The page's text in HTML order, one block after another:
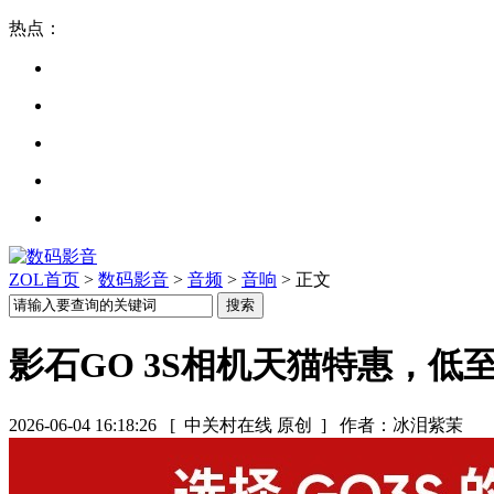
热点：
ZOL首页 > 数码影音 > 音频 > 音响 > 正文
影石GO 3S相机天猫特惠，低
2026-06-04 16:18:26 [ 中关村在线 原创 ] 作者：冰泪紫茉